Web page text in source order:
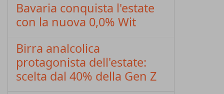
Bavaria conquista l'estate
con la nuova 0,0% Wit
Birra analcolica
protagonista dell'estate:
scelta dal 40% della Gen Z